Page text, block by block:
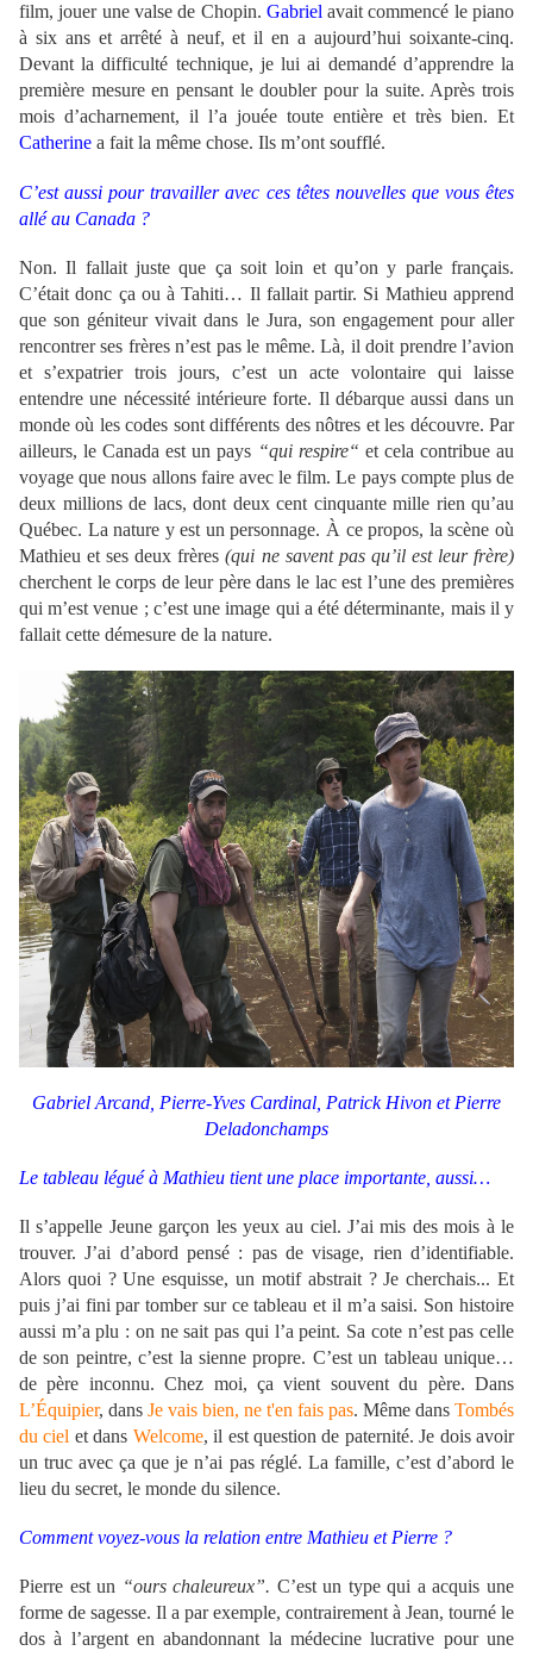
film, jouer une valse de Chopin. Gabrielavait commencé le piano
à six ans et arrêté à neuf, et il en a aujourd’hui soixante-cinq.
Devant la difficulté technique, je lui ai demandé d’apprendre la
première mesure en pensant le doubler pour la suite. Après trois
mois d’acharnement, il l’a jouée toute entière et très bien. Et
Catherine a fait la même chose. Ils m’ont soufflé.
C’est aussi pour travailler avec ces têtes nouvelles que vous êtes
allé au Canada ?
Non. Il fallait juste que ça soit loin et qu’on y parle français.
C’était donc ça ou à Tahiti… Il fallait partir. Si Mathieu apprend
que son géniteur vivait dans le Jura, son engagement pour aller
rencontrer ses frères n’est pas le même. Là, il doit prendre l’avion
et s’expatrier trois jours, c’est un acte volontaire qui laisse
entendre une nécessité intérieure forte. Il débarque aussi dans un
monde où les codes sont différents des nôtres et les découvre. Par
ailleurs, le Canada est un pays “qui respire“ et cela contribue au
voyage que nous allons faire avec le film. Le pays compte plus de
deux millions de lacs, dont deux cent cinquante mille rien qu’au
Québec. La nature y est un personnage. À ce propos, la scène où
Mathieu et ses deux frères(qui ne savent pas qu’il est leur frère)
cherchent le corps de leur père dans le lac est l’une des premières
qui m’est venue ; c’est une image qui a été déterminante, mais il y
fallait cette démesure de la nature.
Gabriel Arcand, Pierre-Yves Cardinal, Patrick Hivon et Pierre
Deladonchamps
Le tableau légué à Mathieu tient une place importante, aussi…
Il s’appelle Jeune garçon les yeux au ciel. J’ai mis des mois à le
trouver. J’ai d’abord pensé : pas de visage, rien d’identifiable.
Alors quoi ? Une esquisse, un motif abstrait ? Je cherchais... Et
puis j’ai fini par tomber sur ce tableau et il m’a saisi. Son histoire
aussi m’a plu : on ne sait pas qui l’a peint. Sa cote n’est pas celle
de son peintre, c’est la sienne propre. C’est un tableau unique…
de père inconnu. Chez moi, ça vient souvent du père. Dans
L’Équipier, dans Je vais bien, ne t'en fais pas. Même dans Tombés
du ciel et dans Welcome, il est question de paternité. Je dois avoir
un truc avec ça que je n’ai pas réglé. La famille, c’est d’abord le
lieu du secret, le monde du silence.
Comment voyez-vous la relation entre Mathieu et Pierre ?
Pierre est un “ours chaleureux”. C’est un type qui a acquis une
forme de sagesse. Il a par exemple, contrairement à Jean, tourné le
dos à l’argent en abandonnant la médecine lucrative pour une